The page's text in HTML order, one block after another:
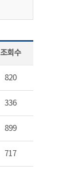
조회수
820
336
899
717